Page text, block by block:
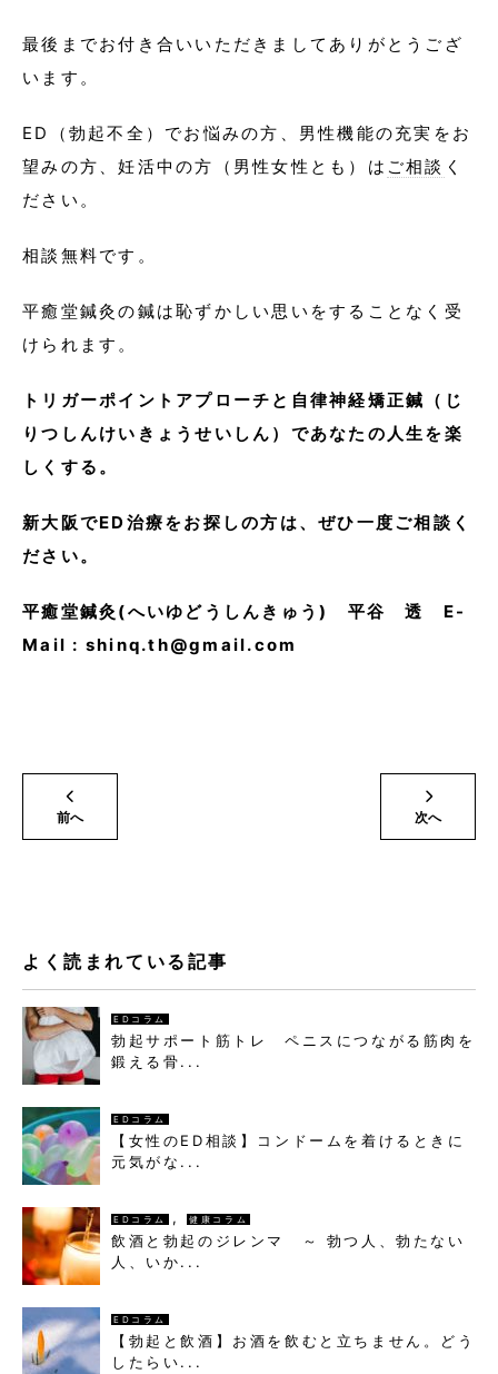
最後までお付き合いいただきましてありがとうござ
います。
ED（勃起不全）でお悩みの方、男性機能の充実をお
望みの方、妊活中の方（男性女性とも）は ご相談 く
ださい。
相談無料です。
平癒堂鍼灸の鍼は恥ずかしい思いをすることなく受
けられます。
トリガーポイントアプローチと自律神経矯正鍼（じ
りつしんけいきょうせいしん）であなたの人生を楽
しくする。
新大阪でED治療をお探しの方は、ぜひ一度ご相談く
ださい。
平癒堂鍼灸(へいゆどうしんきゅう) 平谷 透 E-
Mail : shinq.th@gmail.com
前へ 次へ
よく読まれている記事
EDコラム
勃起サポート筋トレ ペニスにつながる筋肉を
鍛える骨...
EDコラム
【女性のED相談】コンドームを着けるときに
元気がな...
EDコラム , 健康コラム
飲酒と勃起のジレンマ ～ 勃つ人、勃たない
人、いか...
EDコラム
【勃起と飲酒】お酒を飲むと立ちません。どう
したらい...